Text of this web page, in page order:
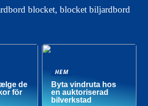
blocket, blocket biljardbord
de
för
HEM
Byta vindruta hos
en auktoriserad
bilverkstad